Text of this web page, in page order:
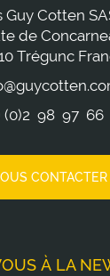
Guy Cotten
de
Trégunc
(0)2 98 97 66
CONTACTER
À LA